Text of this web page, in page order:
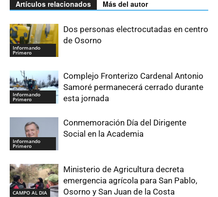
Artículos relacionados Más del autor
Informando
Primero
Dos personas electrocutadas en centro
de Osorno
Informando
Primero
Complejo Fronterizo Cardenal Antonio
Samoré permanecerá cerrado durante
esta jornada
Informando
Primero
Conmemoración Día del Dirigente
Social en la Academia
CAMPO AL DIA
Ministerio de Agricultura decreta
emergencia agrícola para San Pablo,
Osorno y San Juan de la Costa